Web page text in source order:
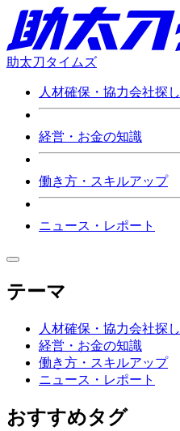
助太刀タイムズ
人材確保・協力会社探し
経営・お金の知識
働き方・スキルアップ
ニュース・レポート
テーマ
人材確保・協力会社探し
経営・お金の知識
働き方・スキルアップ
ニュース・レポート
おすすめタグ